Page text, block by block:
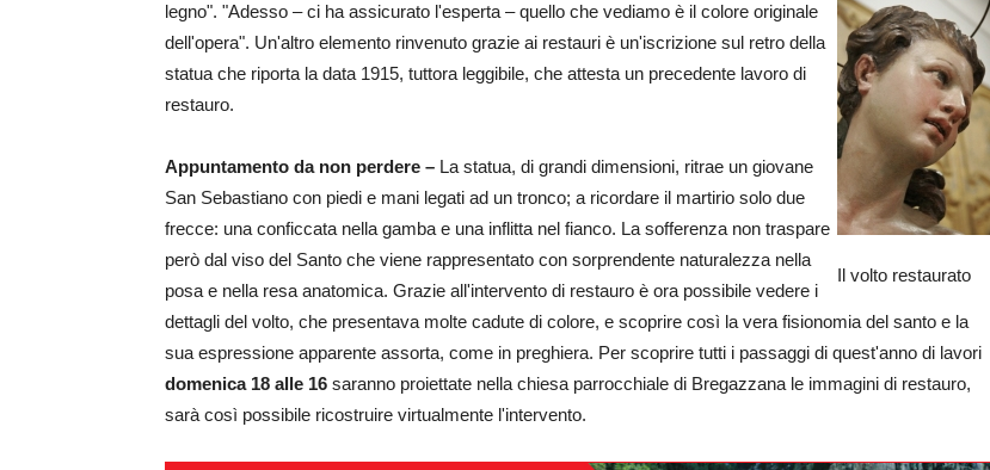
Il volto restaurato
legno". "Adesso – ci ha assicurato l'esperta – quello che vediamo è il colore originale
dell'opera". Un'altro elemento rinvenuto grazie ai restauri è un'iscrizione sul retro della
statua che riporta la data 1915, tuttora leggibile, che attesta un precedente lavoro di
restauro.
Appuntamento da non perdere – La statua, di grandi dimensioni, ritrae un giovane
San Sebastiano con piedi e mani legati ad un tronco; a ricordare il martirio solo due
frecce: una conficcata nella gamba e una inflitta nel fianco. La sofferenza non traspare
però dal viso del Santo che viene rappresentato con sorprendente naturalezza nella
posa e nella resa anatomica. Grazie all'intervento di restauro è ora possibile vedere i
dettagli del volto, che presentava molte cadute di colore, e scoprire così la vera fisionomia del santo e la
sua espressione apparente assorta, come in preghiera. Per scoprire tutti i passaggi di quest'anno di lavori
domenica 18 alle 16 saranno proiettate nella chiesa parrocchiale di Bregazzana le immagini di restauro,
sarà così possibile ricostruire virtualmente l'intervento.